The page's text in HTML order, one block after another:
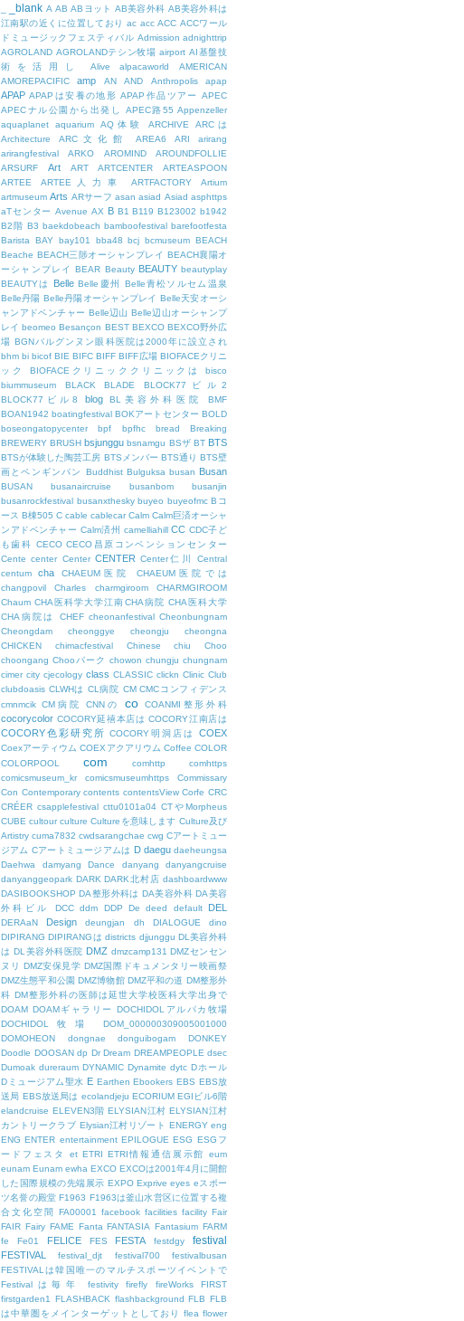
_blank A AB ABヨット AB美容外科 AB美容外科は
江南駅の近くに位置しており ac acc ACC ACCワール
ドミュージックフェスティバル Admission adnighttrip
AGROLAND AGROLANDテシン牧場 airport AI基盤技
術を活用し
Alive alpacaworld
AMERICAN
AMOREPACIFIC
amp AN AND Anthropolis apap
APAP APAPは安養の地形 APAP作品ツアー
APEC
APECナル公園から出発し
APEC路55 Appenzeller
aquaplanet
aquarium AQ体験 ARCHIVE
ARCは
Architecture
ARC文化館 AREA6 ARI
arirang
arirangfestival
ARKO AROMIND
AROUNDFOLLIE
ARSURF
Art ART ARTCENTER
ARTEASPOON
ARTEE
ARTEE人力車 ARTFACTORY
Artium
artmuseum Arts ARサーフ asan asiad Asiad asphttps
aTセンター Avenue AX B B1 B119 B123002 b1942
B2階 B3 baekdobeach bamboofestival barefootfesta
Barista
BAY bay101 bba48 bcj bcmuseum BEACH
Beache BEACH三陟オーシャンプレイ BEACH襄陽オ
ーシャンプレイ
BEAR Beauty BEAUTY beautyplay
BEAUTYは
Belle Belle慶州
Belle青松ソルセム温泉
Belle丹陽 Belle丹陽オーシャンプレイ Belle天安オーシ
ャンアドベンチャー Belle辺山 Belle辺山オーシャンプ
レイ beomeo Besançon BEST BEXCO BEXCO野外広
場 BGNパルグンヌン眼科医院は2000年に設立され
bhm bi bicof BIE BIFC BIFF BIFF広場 BIOFACEクリニ
ック
BIOFACEクリニッククリニックは
bisco
biummuseum
BLACK BLADE
BLOCK77ビル2
BLOCK77ビル8
blog BL美容外科医院
BMF
BOAN1942 boatingfestival BOKアートセンター BOLD
boseongatopycenter
bpf bpfhc bread
Breaking
BREWERY BRUSH bsjunggu bsnamgu BSザ BT BTS
BTSが体験した陶芸工房 BTSメンバー BTS通り BTS壁
画とペンギンパン
Buddhist Bulguksa busan Busan
BUSAN busanaircruise busanbom
busanjin
busanrockfestival busanxthesky buyeo buyeofmc Bコ
ース B棟505 C cable cablecar Calm Calm巨済オーシャ
ンアドベンチャー Calm済州 camelliahill CC CDC子ど
も歯科 CECO CECO昌原コンベンションセンター
Cente center Center CENTER Center仁川
Central
centum
cha CHAEUM医院
CHAEUM医院では
changpovil
Charles charmgiroom
CHARMGIROOM
Chaum CHA医科学大学江南CHA病院 CHA医科大学
CHA病院は
CHEF cheonanfestival Cheonbungnam
Cheongdam
cheonggye cheongju
cheongna
CHICKEN
chimacfestival Chinese chiu
Choo
choongang Chooパーク chowon chungju chungnam
cimer city cjecology class CLASSIC clickn Clinic Club
clubdoasis CLWHは CL病院 CM CMCコンフィデンス
cmnmcik CM病院 CNNの co COANMI整形外科
cocorycolor COCORY延禧本店は COCORY江南店は
COCORY色彩研究所 COCORY明洞店は COEX
Coexアーティウム COEXアクアリウム Coffee COLOR
COLORPOOL
com comhttp
comhttps
comicsmuseum_kr
comicsmuseumhttps
Commissary
Con Contemporary contents contentsView Corfe CRC
CRÉER csapplefestival cttu0101a04 CTやMorpheus
CUBE cultour culture Cultureを意味します Culture及び
Artistry cuma7832 cwdsarangchae cwg Cアートミュー
ジアム Cアートミュージアムは D daegu daeheungsa
Daehwa
damyang Dance danyang
danyangcruise
danyanggeopark DARK DARK北村店 dashboardwww
DASIBOOKSHOP DA整形外科は DA美容外科 DA美容
外科ビル
DCC ddm DDP De deed default DEL
DERAaN Design deungjan dh DIALOGUE
dino
DIPIRANG DIPIRANGは districts djjunggu DL美容外科
は DL美容外科医院 DMZ dmzcamp131 DMZセンセン
ヌリ DMZ安保見学 DMZ国際ドキュメンタリー映画祭
DMZ生態平和公園 DMZ博物館 DMZ平和の道 DM整形外
科 DM整形外科の医師は延世大学校医科大学出身で
DOAM DOAMギャラリー
DOCHIDOLアルパカ牧場
DOCHIDOL牧場
DOM_000000309005001000
DOMOHEON
dongnae donguibogam
DONKEY
Doodle DOOSAN dp Dr Dream DREAMPEOPLE dsec
Dumoak dureraum DYNAMIC Dynamite dytc Dホール
Dミュージアム聖水 E Earthen Ebookers EBS EBS放
送局 EBS放送局は ecolandjeju ECORIUM EGIビル6階
elandcruise ELEVEN3階 ELYSIAN江村 ELYSIAN江村
カントリークラブ Elysian江村リゾート ENERGY eng
ENG ENTER entertainment EPILOGUE ESG ESGフ
ードフェスタ
et ETRI ETRI情報通信展示館
eum
eunam Eunam ewha EXCO EXCOは2001年4月に開館
した国際規模の先端展示 EXPO Exprive eyes eスポー
ツ名誉の殿堂 F1963 F1963は釜山水営区に位置する複
合文化空間
FA00001 facebook facilities facility Fair
FAIR Fairy FAME Fanta FANTASIA Fantasium FARM
fe
Fe01 FELICE FES FESTA festdgy festival
FESTIVAL festival_djt festival700
festivalbusan
FESTIVALは韓国唯一のマルチスポーツイベントで
Festivalは毎年
festivity firefly fireWorks
FIRST
firstgarden1
FLASHBACK flashbackground FLB FLB
は中華圏をメインターゲットとしており
flea flower